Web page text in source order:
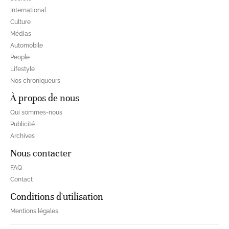
International
Culture
Médias
Automobile
People
Lifestyle
Nos chroniqueurs
À propos de nous
Qui sommes-nous
Publicité
Archives
Nous contacter
FAQ
Contact
Conditions d'utilisation
Mentions légales